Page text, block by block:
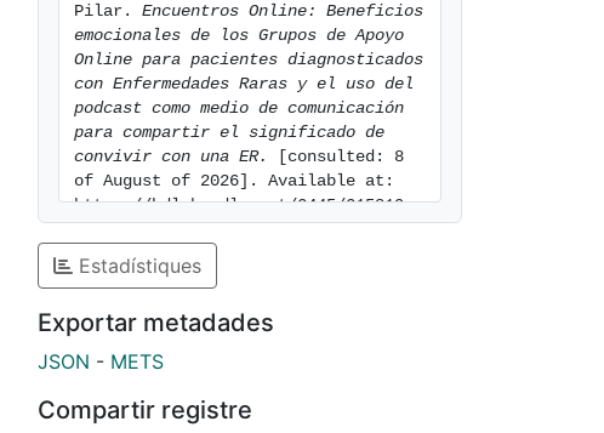
Pilar. Encuentros Online: Beneficios
emocionales de los Grupos de Apoyo
Online para pacientes diagnosticados
con Enfermedades Raras y el uso del
podcast como medio de comunicación
para compartir el significado de
convivir con una ER.
[consulted: 8
of August of 2026]. Available at:
https://hdl.handle.net/2445/215819
Estadístiques
Exportar metadades
JSON - METS
Compartir registre